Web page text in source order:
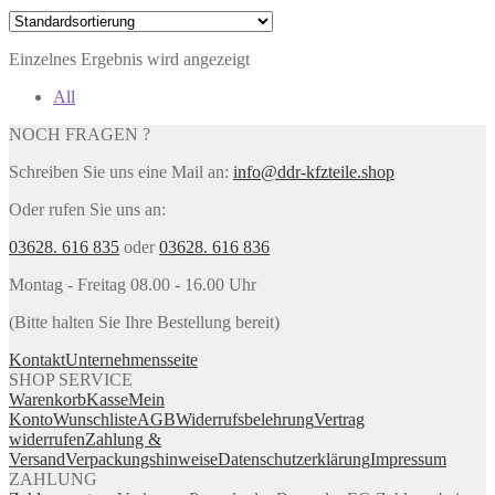
Einzelnes Ergebnis wird angezeigt
All
NOCH FRAGEN ?
Schreiben Sie uns eine Mail an: info@ddr-kfzteile.shop
Oder rufen Sie uns an:
03628. 616 835 oder03628. 616 836
Montag - Freitag 08.00 - 16.00 Uhr
(Bitte halten Sie Ihre Bestellung bereit)
KontaktUnternehmensseite
SHOP SERVICE
WarenkorbKasseMein
KontoWunschlisteAGBWiderrufsbelehrungVertrag
widerrufenZahlung &
VersandVerpackungshinweiseDatenschutzerklärungImpressum
ZAHLUNG